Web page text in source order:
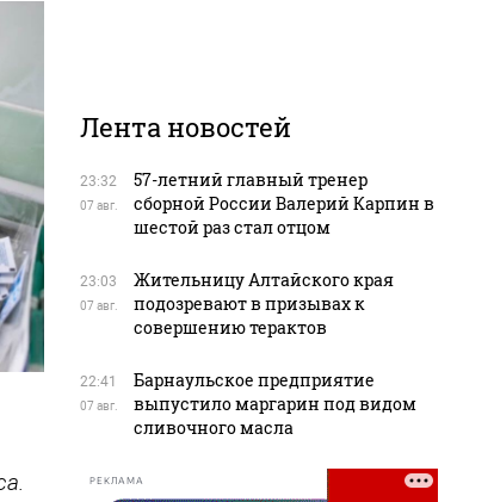
Лента новостей
23:32
07 авг.
57-летний главный тренер
сборной России Валерий Карпин в
шестой раз стал отцом
23:03
07 авг.
Жительницу Алтайского края
подозревают в призывах к
совершению терактов
22:41
07 авг.
Барнаульское предприятие
выпустило маргарин под видом
сливочного масла
РЕКЛАМА